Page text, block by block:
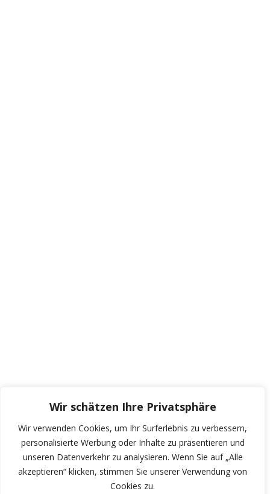
Wir schätzen Ihre Privatsphäre
Wir verwenden Cookies, um Ihr Surferlebnis zu verbessern,
personalisierte Werbung oder Inhalte zu präsentieren und
unseren Datenverkehr zu analysieren. Wenn Sie auf „Alle
akzeptieren“ klicken, stimmen Sie unserer Verwendung von
Cookies zu.